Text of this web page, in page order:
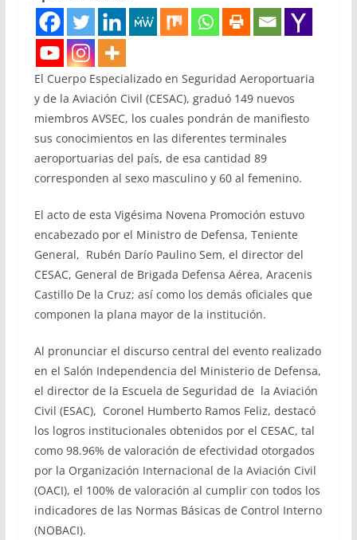
El Cuerpo Especializado en Seguridad Aeroportuaria
y de la Aviación Civil (CESAC), graduó 149 nuevos
miembros AVSEC, los cuales pondrán de manifiesto
sus conocimientos en las diferentes terminales
aeroportuarias del país, de esa cantidad 89
corresponden al sexo masculino y 60 al femenino.
El acto de esta Vigésima Novena Promoción estuvo
encabezado por el Ministro de Defensa, Teniente
General, Rubén Darío Paulino Sem, el director del
CESAC, General de Brigada Defensa Aérea, Aracenis
Castillo De la Cruz; así como los demás oficiales que
componen la plana mayor de la institución.
Al pronunciar el discurso central del evento realizado
en el Salón Independencia del Ministerio de Defensa,
el director de la Escuela de Seguridad de la Aviación
Civil (ESAC), Coronel Humberto Ramos Feliz, destacó
los logros institucionales obtenidos por el CESAC, tal
como 98.96% de valoración de efectividad otorgados
por la Organización Internacional de la Aviación Civil
(OACI), el 100% de valoración al cumplir con todos los
indicadores de las Normas Básicas de Control Interno
(NOBACI).